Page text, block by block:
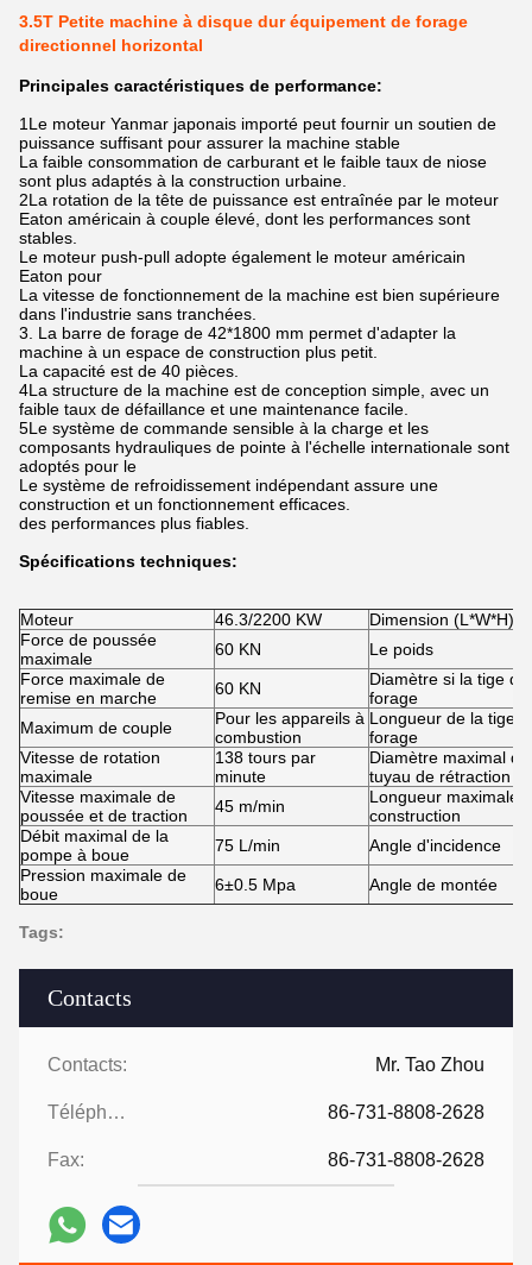
Contacts
Contacts: Mr. Tao Zhou
Téléphone: 86-731-8808-2628
Fax: 86-731-8808-2628
3.5T Petite machine à disque dur équipement de forage
directionnel horizontal
Principales caractéristiques de performance:
1Le moteur Yanmar japonais importé peut fournir un soutien de
puissance suffisant pour assurer la machine stable
La faible consommation de carburant et le faible taux de niose
sont plus adaptés à la construction urbaine.
2La rotation de la tête de puissance est entraînée par le moteur
Eaton américain à couple élevé, dont les performances sont
stables.
Le moteur push-pull adopte également le moteur américain
Eaton pour
La vitesse de fonctionnement de la machine est bien supérieure
dans l'industrie sans tranchées.
3. La barre de forage de 42*1800 mm permet d'adapter la
machine à un espace de construction plus petit.
La capacité est de 40 pièces.
4La structure de la machine est de conception simple, avec un
faible taux de défaillance et une maintenance facile.
5Le système de commande sensible à la charge et les
composants hydrauliques de pointe à l'échelle internationale sont
adoptés pour le
Le système de refroidissement indépendant assure une
construction et un fonctionnement efficaces.
des performances plus fiables.
Spécifications techniques:
Moteur 46.3/2200 KW
Dimension (L*W*H)
Force de poussée
maximale
60 KN
Le poids
Force maximale de
remise en marche
60 KN
Diamètre si la tige de
forage
Maximum de couple
Pour les appareils à
combustion
Longueur de la tige
forage
Vitesse de rotation
maximale
138 tours par
minute
Diamètre maximal du
tuyau de rétraction
Vitesse maximale de
poussée et de traction
45 m/min
Longueur maximale
construction
Débit maximal de la
pompe à boue
75 L/min
Angle d'incidence
Pression maximale de
boue
6±0.5 Mpa Angle de montée
Tags: